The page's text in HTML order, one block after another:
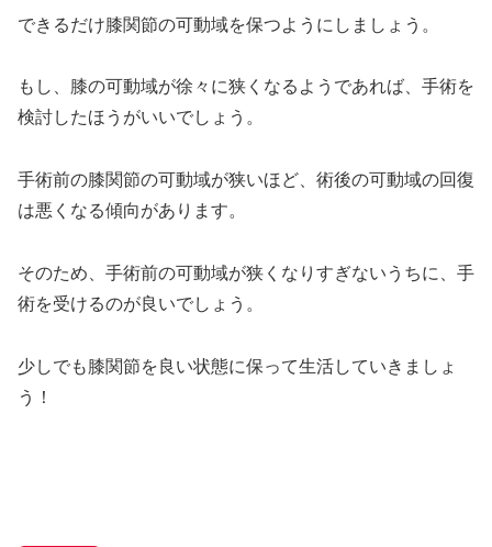
できるだけ膝関節の可動域を保つようにしましょう。
もし、膝の可動域が徐々に狭くなるようであれば、手術を
検討したほうがいいでしょう。
手術前の膝関節の可動域が狭いほど、術後の可動域の回復
は悪くなる傾向があります。
そのため、手術前の可動域が狭くなりすぎないうちに、手
術を受けるのが良いでしょう。
少しでも膝関節を良い状態に保って生活していきましょ
う！